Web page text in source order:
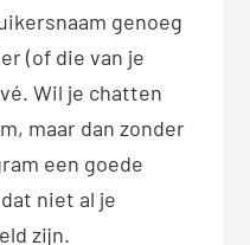
genoeg
(of die van je
Wil je chatten
maar dan zonder
een goede
niet al je
zijn.